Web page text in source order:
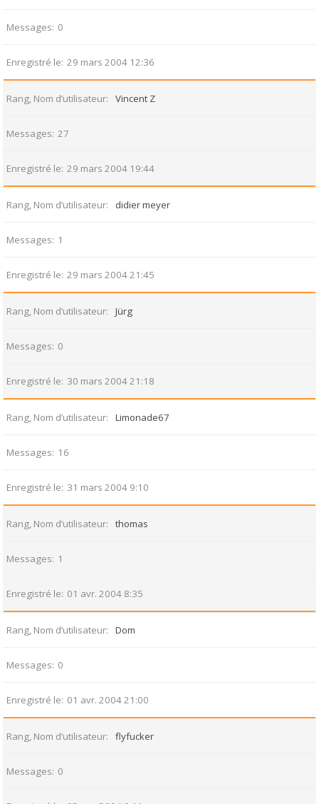
Messages 0
Enregistré le 29 mars 2004 12:36
Rang, Nom d’utilisateur Vincent Z
Messages 27
Enregistré le 29 mars 2004 19:44
Rang, Nom d’utilisateur didier meyer
Messages 1
Enregistré le 29 mars 2004 21:45
Rang, Nom d’utilisateur Jürg
Messages 0
Enregistré le 30 mars 2004 21:18
Rang, Nom d’utilisateur Limonade67
Messages 16
Enregistré le 31 mars 2004 9:10
Rang, Nom d’utilisateur thomas
Messages 1
Enregistré le 01 avr. 2004 8:35
Rang, Nom d’utilisateur Dom
Messages 0
Enregistré le 01 avr. 2004 21:00
Rang, Nom d’utilisateur flyfucker
Messages 0